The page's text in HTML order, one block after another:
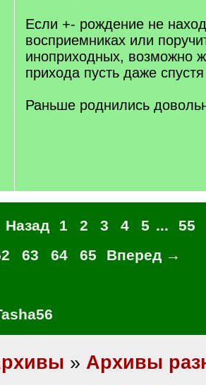
Если +- рождение не
восприемниках или
иноприходных, возможно
прихода пусть даже
Раньше роднились
Назад 1 2 3 4 5 ...
55
63 64 65 Вперед →
» Архивы